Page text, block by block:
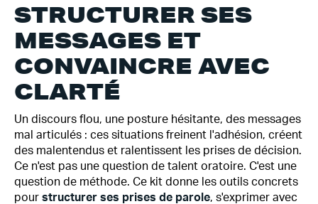
STRUCTURER SES
MESSAGES ET
CONVAINCRE AVEC
CLARTÉ
Un discours flou, une posture hésitante, des messages
mal articulés : ces situations freinent l'adhésion, créent
des malentendus et ralentissent les prises de décision.
Ce n'est pas une question de talent oratoire. C'est une
question de méthode. Ce kit donne les outils concrets
pour structurer ses prises de parole, s'exprimer avec